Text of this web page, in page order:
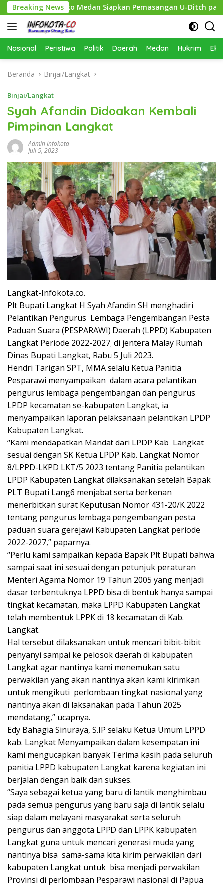
Langsung
ke
konten
Breaking News
Pemko Medan Siapkan Pemasangan U-Ditch pada 2027
Nasional Peristiwa Politik Daerah Medan Hukrim
Beranda Binjai/Langkat
Binjai/Langkat
Syah Afandin Didoakan Kembali
Pimpinan Langkat
Admin Infokota
Juli 5, 2023
Langkat-Infokota.co.
Plt Bupati Langkat H Syah Afandin SH menghadiri
Pelantikan Pengurus Lembaga Pengembangan Pesta
Paduan Suara (PESPARAWI) Daerah (LPPD) Kabupaten
Langkat Periode 2022-2027, di jentera Malay Rumah
Dinas Bupati Langkat, Rabu 5 Juli 2023.
Hendri Tarigan SPT, MMA selalu Ketua Panitia
Pesparawi menyampaikan dalam acara pelantikan
pengurus lembaga pengembangan dan pengurus
LPDP kecamatan se-kabupaten Langkat, ia
menyampaikan laporan pelaksanaan pelantikan LPDP
Kabupaten Langkat.
“Kami mendapatkan Mandat dari LPDP Kab Langkat
sesuai dengan SK Ketua LPDP Kab. Langkat Nomor
8/LPPD-LKPD LKT/5 2023 tentang Panitia pelantikan
LPDP Kabupaten Langkat dilaksanakan setelah Bapak
PLT Bupati Lang6 menjabat serta berkenan
menerbitkan surat Keputusan Nomor 431-20/K 2022
tentang pengurus lembaga pengembangan pesta
paduan suara gerejawi Kabupaten Langkat periode
2022-2027,” paparnya.
“Perlu kami sampaikan kepada Bapak Plt Bupati bahwa
sampai saat ini sesuai dengan petunjuk peraturan
Menteri Agama Nomor 19 Tahun 2005 yang menjadi
dasar terbentuknya LPPD bisa di bentuk hanya sampai
tingkat kecamatan, maka LPPD Kabupaten Langkat
telah membentuk LPPK di 18 kecamatan di Kab.
Langkat.
Hal tersebut dilaksanakan untuk mencari bibit-bibit
penyanyi sampai ke pelosok daerah di kabupaten
Langkat agar nantinya kami menemukan satu
perwakilan yang akan nantinya akan kami kirimkan
untuk mengikuti perlombaan tingkat nasional yang
nantinya akan di laksanakan pada Tahun 2025
mendatang,” ucapnya.
Edy Bahagia Sinuraya, S.IP selaku Ketua Umum LPPD
kab. Langkat Menyampaikan dalam kesempatan ini
kami mengucapkan banyak Terima kasih pada seluruh
panitia LPPD kabupaten Langkat karena kegiatan ini
berjalan dengan baik dan sukses.
“Saya sebagai ketua yang baru di lantik menghimbau
pada semua pengurus yang baru saja di lantik selalu
siap dalam melayani masyarakat serta seluruh
pengurus dan anggota LPPD dan LPPK kabupaten
Langkat guna untuk mencari generasi muda yang
nantinya bisa sama-sama kita kirim perwakilan dari
kabupaten Langkat untuk bisa menjadi perwakilan
Provinsi di perlombaan Pesparawi nasional di Papua